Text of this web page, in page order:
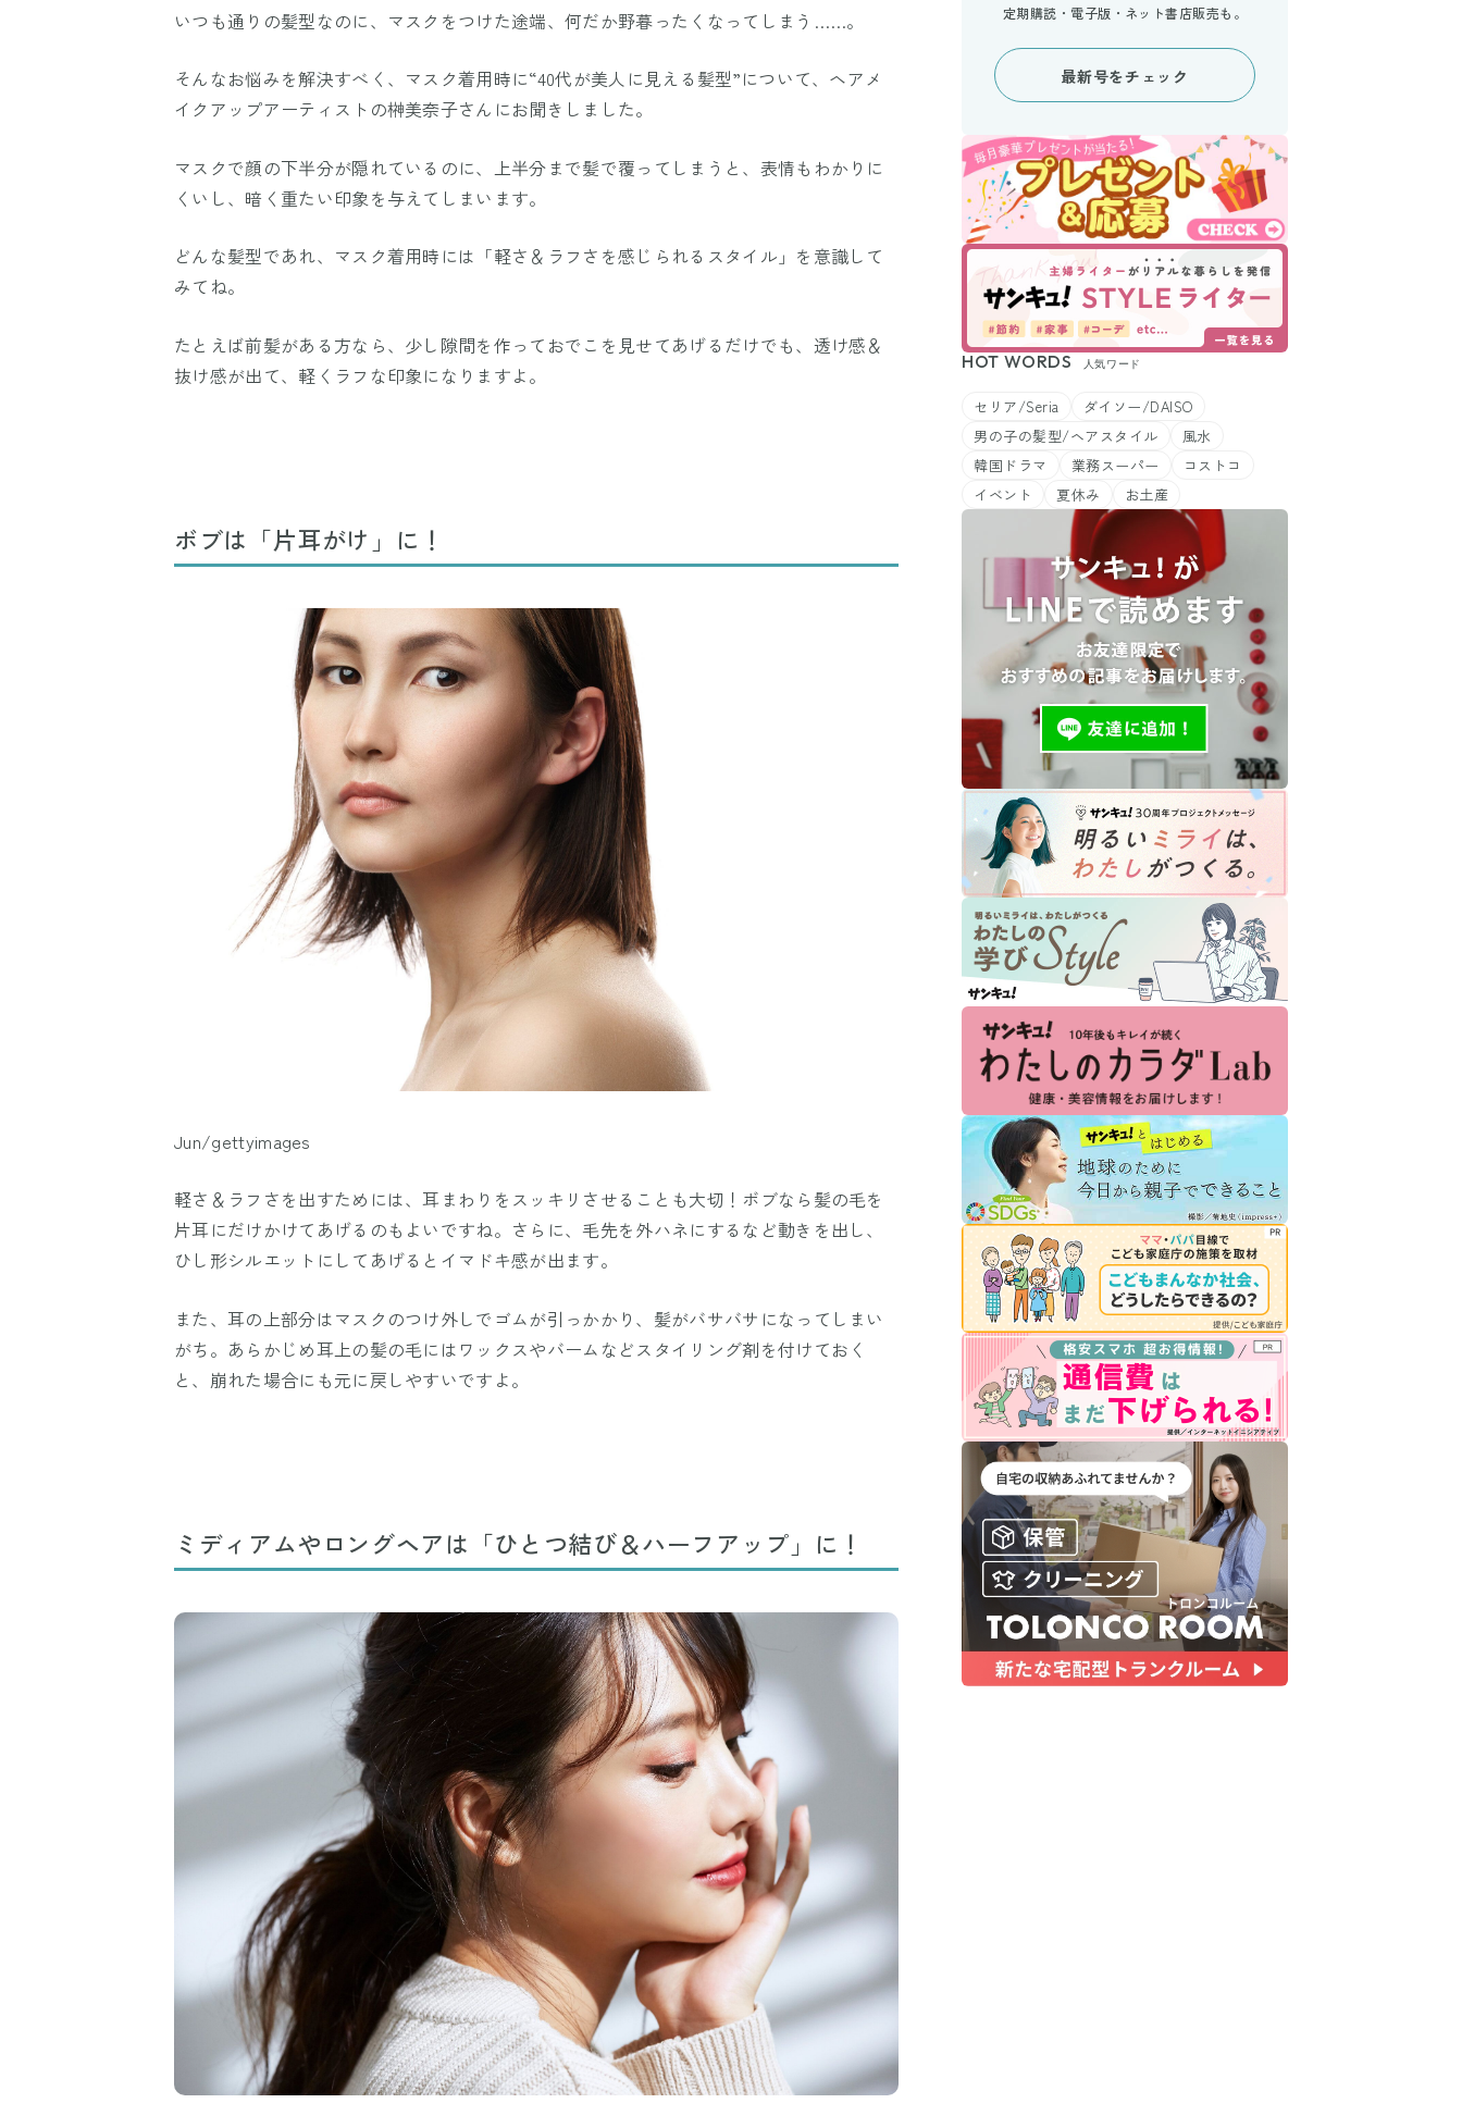
いつも通りの髪型なのに、マスクをつけた途端、何だか野暮ったくなってしまう……。
そんなお悩みを解決すべく、マスク着用時に“40代が美人に見える髪型”について、ヘアメ
イクアップアーティストの榊美奈子さんにお聞きしました。
マスクで顔の下半分が隠れているのに、上半分まで髪で覆ってしまうと、表情もわかりに
くいし、暗く重たい印象を与えてしまいます。
どんな髪型であれ、マスク着用時には「軽さ＆ラフさを感じられるスタイル」を意識して
みてね。
たとえば前髪がある方なら、少し隙間を作っておでこを見せてあげるだけでも、透け感＆
抜け感が出て、軽くラフな印象になりますよ。
ボブは「片耳がけ」に！
Jun/gettyimages
軽さ＆ラフさを出すためには、耳まわりをスッキリさせることも大切！ボブなら髪の毛を
片耳にだけかけてあげるのもよいですね。さらに、毛先を外ハネにするなど動きを出し、
ひし形シルエットにしてあげるとイマドキ感が出ます。
また、耳の上部分はマスクのつけ外しでゴムが引っかかり、髪がバサバサになってしまい
がち。あらかじめ耳上の髪の毛にはワックスやバームなどスタイリング剤を付けておく
と、崩れた場合にも元に戻しやすいですよ。
ミディアムやロングヘアは「ひとつ結び＆ハーフアップ」に！
定期購読・電子版・ネット書店販売も。
最新号をチェック
HOT WORDS 人気ワード
セリア/Seria
ダイソー/DAISO
男の子の髪型/ヘアスタイル
風水
韓国ドラマ
業務スーパー
コストコ
イベント
夏休み お土産